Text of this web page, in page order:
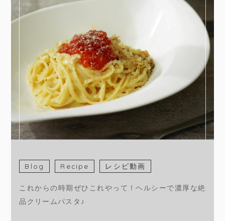
Blog Recipe レシピ動画
これからの時期ぜひこれやって！ヘルシーで濃厚な絶
品クリームパスタ♪